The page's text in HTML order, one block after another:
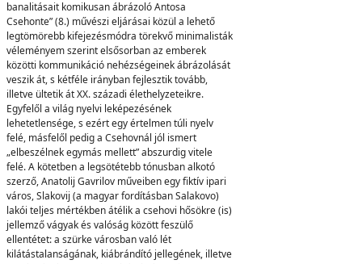
banalitásait komikusan ábrázoló Antosa
Csehonte” (8.) művészi eljárásai közül a lehető
legtömörebb kifejezésmódra törekvő minimalisták
véleményem szerint elsősorban az emberek
közötti kommunikáció nehézségeinek ábrázolását
veszik át, s kétféle irányban fejlesztik tovább,
illetve ültetik át XX. századi élethelyzeteikre.
Egyfelől a világ nyelvi leképezésének
lehetetlensége, s ezért egy értelmen túli nyelv
felé, másfelől pedig a Csehovnál jól ismert
„elbeszélnek egymás mellett” abszurdig vitele
felé. A kötetben a legsötétebb tónusban alkotó
szerző, Anatolij Gavrilov műveiben egy fiktív ipari
város, Slakovij (a magyar fordításban Salakovo)
lakói teljes mértékben átélik a csehovi hősökre (is)
jellemző vágyak és valóság között feszülő
ellentétet: a szürke városban való lét
kilátástalanságának, kiábrándító jellegének, illetve